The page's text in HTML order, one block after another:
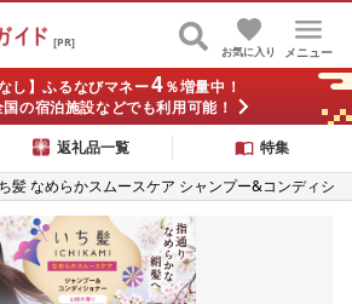
[PR]
メニュー
お気に入り
し】ふるなびマネー4％増量中！
の宿泊施設などでも利用可能！
返礼品一覧
特集
髪 なめらかスムースケア シャンプー&コンディシ
ー 詰替用 各5袋セット 日用品 シャンプー 大容量
市 / クラシエ [配送不可:離島][AEBE003]